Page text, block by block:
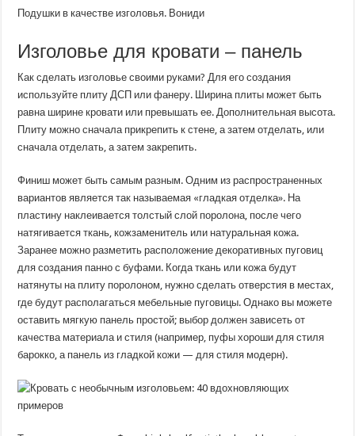
Подушки в качестве изголовья. Вониди
Изголовье для кровати – панель
Как сделать изголовье своими руками? Для его создания
используйте плиту ДСП или фанеру. Ширина плиты может быть
равна ширине кровати или превышать ее. Дополнительная высота.
Плиту можно сначала прикрепить к стене, а затем отделать, или
сначала отделать, а затем закрепить.
Финиш может быть самым разным. Одним из распространенных
вариантов является так называемая «гладкая отделка». На
пластину наклеивается толстый слой поролона, после чего
натягивается ткань, кожзаменитель или натуральная кожа.
Заранее можно разметить расположение декоративных пуговиц
для создания панно с буфами. Когда ткань или кожа будут
натянуты на плиту поролоном, нужно сделать отверстия в местах,
где будут располагаться мебельные пуговицы. Однако вы можете
оставить мягкую панель простой; выбор должен зависеть от
качества материала и стиля (например, пуфы хороши для стиля
барокко, а панель из гладкой кожи — для стиля модерн).